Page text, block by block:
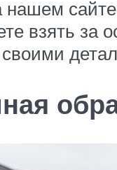
нашем
взять за